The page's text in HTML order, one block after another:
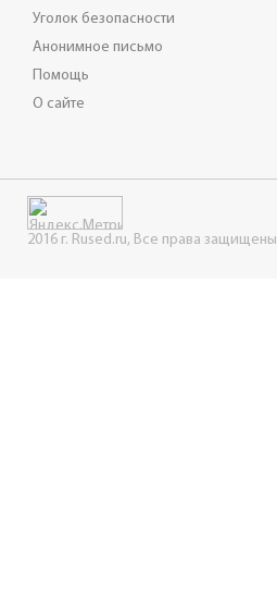
Уголок безопасности
Анонимное письмо
Помощь
О сайте
2016 г. Rused.ru, Все права защищены